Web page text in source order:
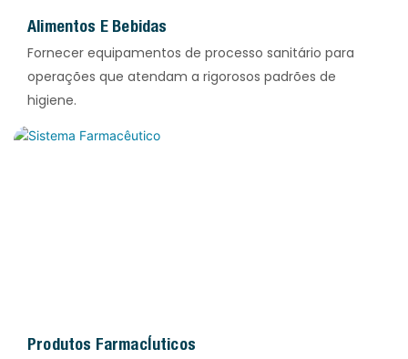
Alimentos E Bebidas
Fornecer equipamentos de processo sanitário para
operações que atendam a rigorosos padrões de
higiene.
Produtos Farmacêuticos